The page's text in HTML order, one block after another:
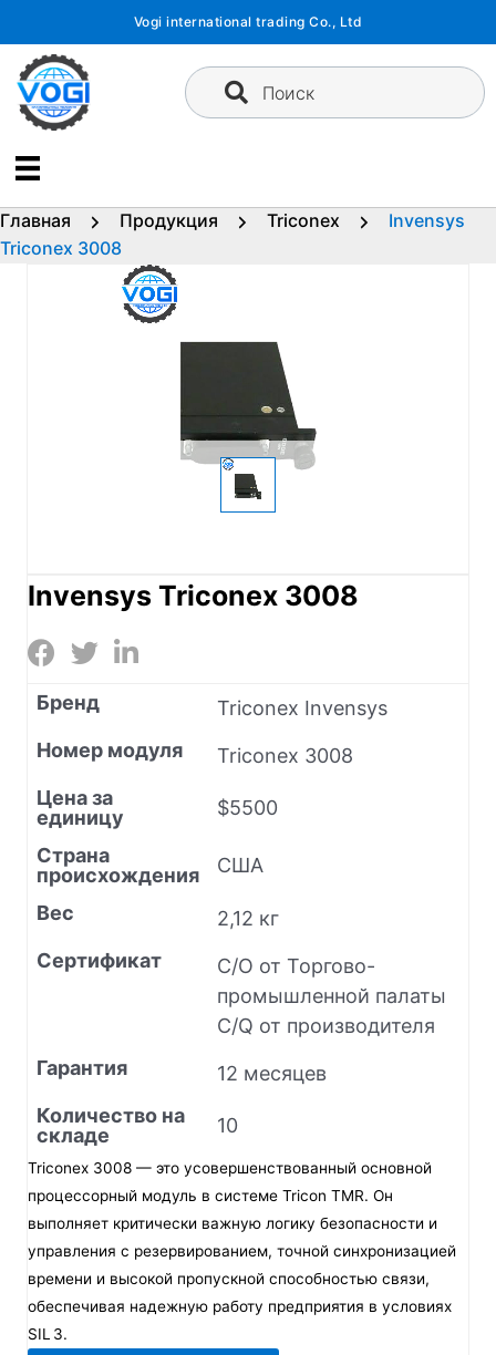
содержимому
Vogi international trading Co., Ltd
Поиск
Главная Продукция Triconex
Invensys
Triconex 3008
Invensys Triconex 3008
Бренд
Triconex Invensys
Номер модуля
Triconex 3008
Цена за
единицу
$5500
Страна
происхождения
США
Вес
2,12 кг
Сертификат
C/O от Торгово-
промышленной палаты
C/Q от производителя
Гарантия
12 месяцев
Количество на
складе
10
Triconex 3008 — это усовершенствованный основной
процессорный модуль в системе Tricon TMR. Он
выполняет критически важную логику безопасности и
управления с резервированием, точной синхронизацией
времени и высокой пропускной способностью связи,
обеспечивая надежную работу предприятия в условиях
SIL 3.